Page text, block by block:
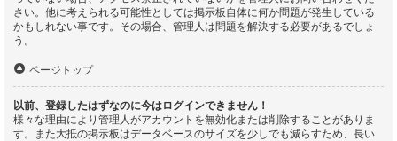
さい。他に考えられる可能性としては掲示板自体に何か問題が発生している
かもしれない事です。その場合、管理人は問題を解決する必要があるでしょ
う。
ページトップ
以前、登録したはずなのに今はログインできません！
様々な理由により管理人がアカウントを無効化または削除することがありま
す。また大抵の掲示板はデータベースのサイズを少しでも減らすため、長い